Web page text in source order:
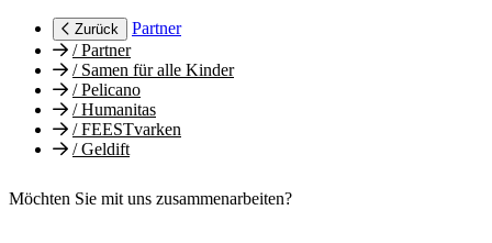
Zurück
Partner
/Partner
/Samen für alle Kinder
/Pelicano
/Humanitas
/FEESTvarken
/Geldift
Möchten Sie mit uns zusammenarbeiten?